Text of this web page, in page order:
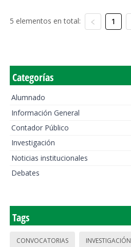
5 elementos en total: 1
Categorías
Alumnado
Información General
Contador Público
Investigación
Noticias institucionales
Debates
Tags
CONVOCATORIAS INVESTIGACIÓN